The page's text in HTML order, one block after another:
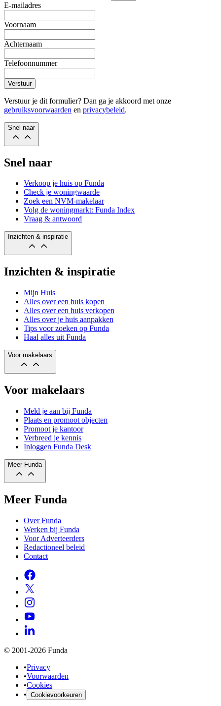
E-mailadres
Voornaam
Achternaam
Telefoonnummer
Verstuur
Verstuur je dit formulier? Dan ga je akkoord met onze
gebruiksvoorwaarden en privacybeleid.
Snel naar
Snel naar
Verkoop je huis op Funda
Check je woningwaarde
Zoek een NVM-makelaar
Volg de woningmarkt: Funda Index
Vraag & antwoord
Inzichten & inspiratie
Inzichten & inspiratie
Mijn Huis
Alles over een huis kopen
Alles over een huis verkopen
Alles over je huis aanpakken
Tips voor zoeken op Funda
Haal alles uit Funda
Voor makelaars
Voor makelaars
Meld je aan bij Funda
Plaats en promoot objecten
Promoot je kantoor
Verbreed je kennis
Inloggen Funda Desk
Meer Funda
Meer Funda
Over Funda
Werken bij Funda
Voor Adverteerders
Redactioneel beleid
Contact
© 2001-2026 Funda
•Privacy
•Voorwaarden
•Cookies
• Cookievoorkeuren